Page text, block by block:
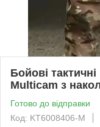
Бойові
Multicam з
Готово до відправки
Код: KT6008406-M